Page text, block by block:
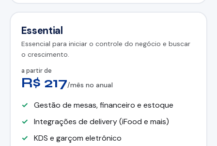
Essential
Essencial para iniciar o controle do negócio e buscar
o crescimento.
a partir de
R$ 217/mês no anual
Gestão de mesas, financeiro e estoque
Integrações de delivery (iFood e mais)
KDS e garçom eletrônico